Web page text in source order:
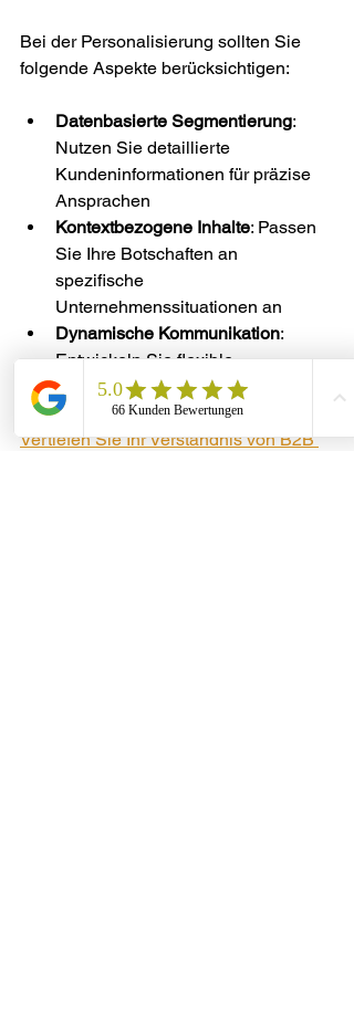
Bei der Personalisierung sollten Sie
folgende Aspekte berücksichtigen:
Datenbasierte Segmentierung:
Nutzen Sie detaillierte
Kundeninformationen für präzise
Ansprachen
Kontextbezogene Inhalte: Passen
Sie Ihre Botschaften an
spezifische
Unternehmenssituationen an
Dynamische Kommunikation:
Entwickeln Sie flexible
Marketinginstrumente
Vertiefen Sie Ihr Verständnis von B2B